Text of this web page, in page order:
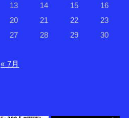
13 14 15
16
20 21 22
23
27 28 29
30
« 7月